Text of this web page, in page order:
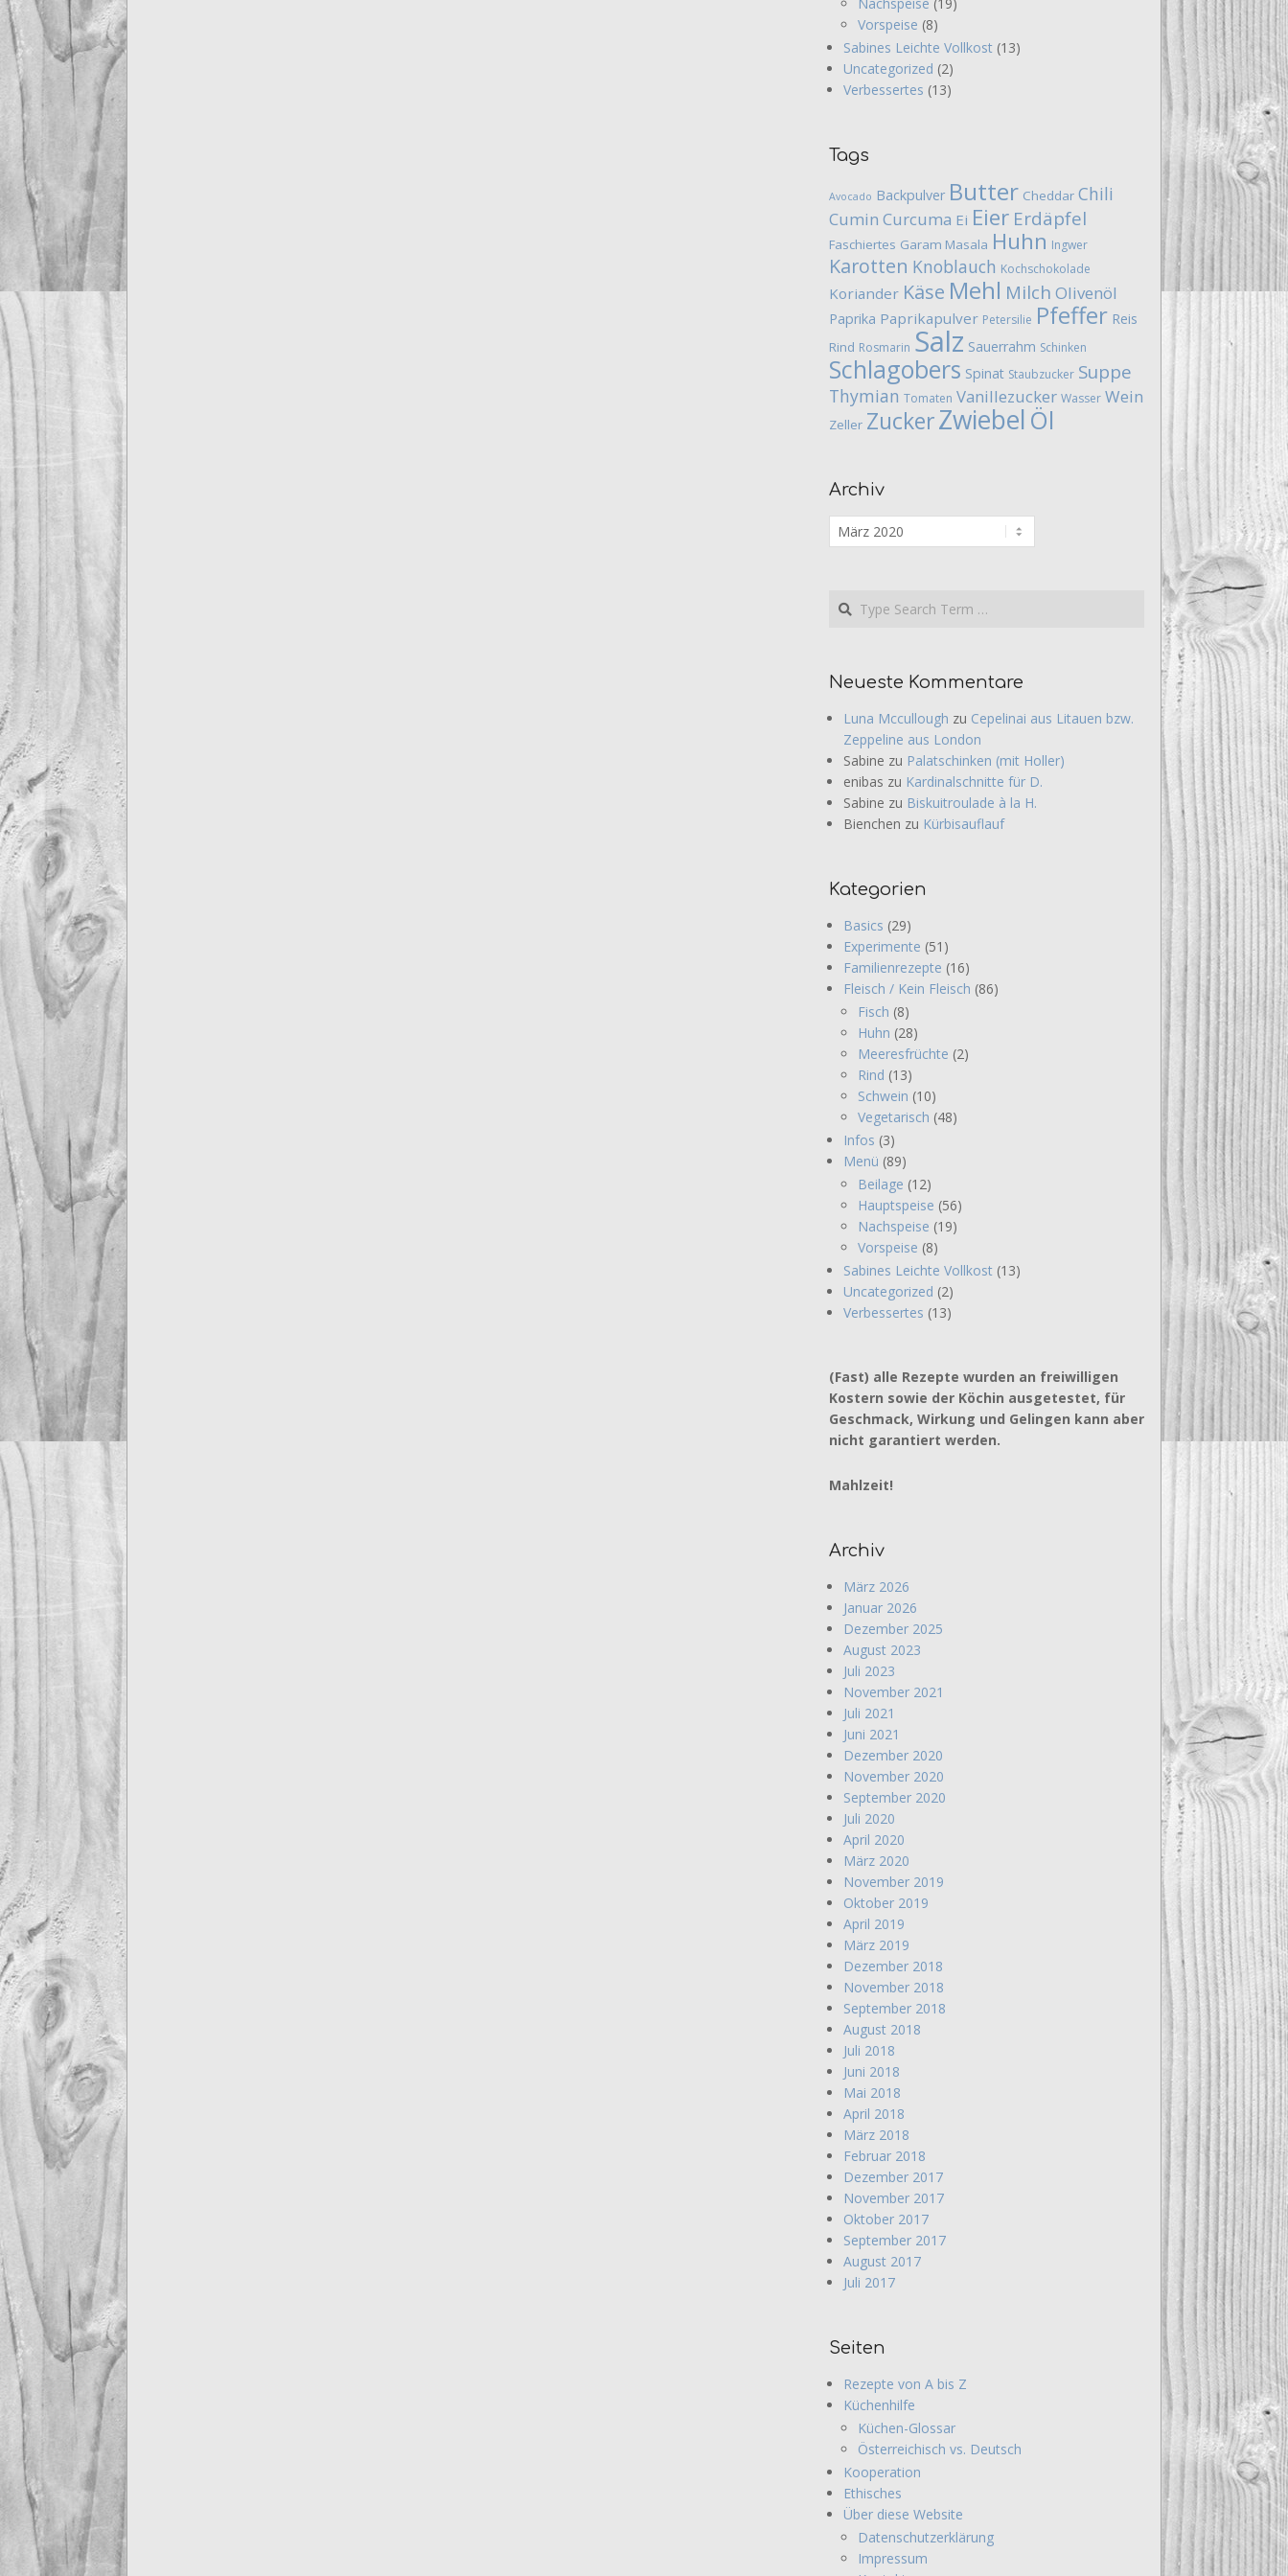
Vorspeise (8)
Sabines Leichte Vollkost(13)
Uncategorized (2)
Verbessertes (13)
Tags
Avocado Backpulver Butter Cheddar Chili
Cumin Curcuma Ei Eier Erdäpfel
Faschiertes Garam Masala Huhn Ingwer
Karotten Knoblauch Kochschokolade
Koriander Käse Mehl Milch Olivenöl
Paprika Paprikapulver Petersilie Pfeffer Reis
Rind Rosmarin Salz Sauerrahm Schinken
Schlagobers Spinat Staubzucker Suppe
Thymian Tomaten Vanillezucker Wasser Wein
Zeller ZuckerZwiebel Öl
Archiv
Archiv
Search
Neueste Kommentare
Luna Mccullough zu Cepelinai aus Litauen bzw.
Zeppeline aus London
Sabine zu Palatschinken (mit Holler)
enibas zu Kardinalschnitte für D.
Sabine zu Biskuitroulade à la H.
Bienchen zu Kürbisauflauf
Kategorien
Basics (29)
Experimente (51)
Familienrezepte (16)
Fleisch / Kein Fleisch (86)
Fisch (8)
Huhn (28)
Meeresfrüchte (2)
Rind (13)
Schwein (10)
Vegetarisch (48)
Infos (3)
Menü (89)
Beilage (12)
Hauptspeise (56)
Nachspeise (19)
Vorspeise (8)
Sabines Leichte Vollkost(13)
Uncategorized (2)
Verbessertes (13)
(Fast) alle Rezepte wurden an freiwilligen
Kostern sowie der Köchin ausgetestet, für
Geschmack, Wirkung und Gelingen kann aber
nicht garantiert werden.
Mahlzeit!
Archiv
März 2026
Januar 2026
Dezember 2025
August 2023
Juli 2023
November 2021
Juli 2021
Juni 2021
Dezember 2020
November 2020
September 2020
Juli 2020
April 2020
März 2020
November 2019
Oktober 2019
April 2019
März 2019
Dezember 2018
November 2018
September 2018
August 2018
Juli 2018
Juni 2018
Mai 2018
April 2018
März 2018
Februar 2018
Dezember 2017
November 2017
Oktober 2017
September 2017
August 2017
Juli 2017
Seiten
Rezepte von A bis Z
Küchenhilfe
Küchen-Glossar
Österreichisch vs. Deutsch
Kooperation
Ethisches
Über diese Website
Datenschutzerklärung
Impressum